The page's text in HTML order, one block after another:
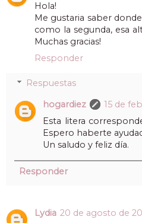
Hola!
Me gustaria saber
como la segunda, esa
Muchas gracias!
Responder
Respuestas
hogardiez
15 de
Esta litera
Espero haberte
Un saludo y feliz día.
Responder
Lydia 20 de agosto de